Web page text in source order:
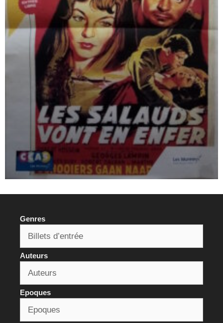
Genres
Auteurs
Epoques